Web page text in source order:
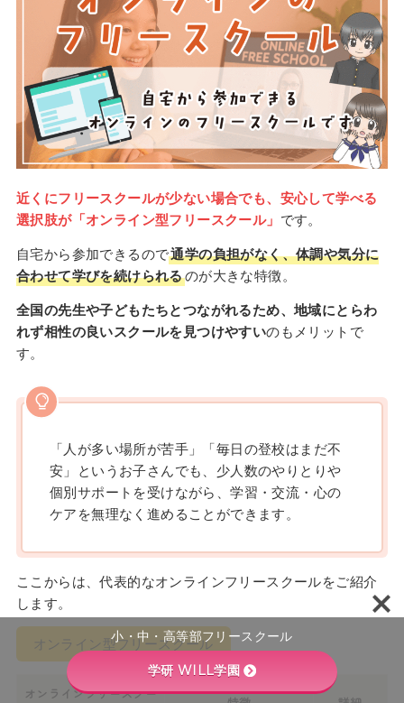
近くにフリースクールが少ない場合でも、安心して学べる
選択肢が「オンライン型フリースクール」 です。
自宅から参加できるので通学の負担がなく、体調や気分に
合わせて学びを続けられるのが大きな特徴。
全国の先生や子どもたちとつながれるため、地域にとらわ
れず相性の良いスクールを見つけやすいのもメリットで
す。
「人が多い場所が苦手」「毎日の登校はまだ不
安」というお子さんでも、少人数のやりとりや
個別サポートを受けながら、学習・交流・心の
ケアを無理なく進めることができます。
ここからは、代表的なオンラインフリースクールをご紹介
します。
オンライン型フリースクール
オンラインフリースクー
小・中・高等部フリースクール
学研 WILL学園